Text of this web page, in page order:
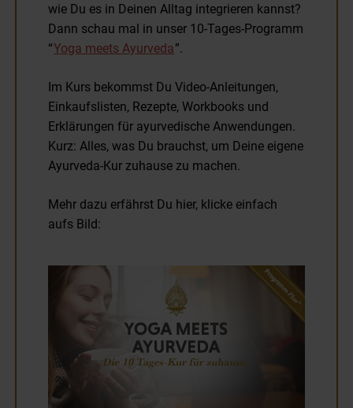
wie Du es in Deinen Alltag integrieren kannst?
Dann schau mal in unser 10-Tages-Programm
“Yoga meets Ayurveda”.
Im Kurs bekommst Du Video-Anleitungen,
Einkaufslisten, Rezepte, Workbooks und
Erklärungen für ayurvedische Anwendungen.
Kurz: Alles, was Du brauchst, um Deine eigene
Ayurveda-Kur zuhause zu machen.
Mehr dazu erfährst Du hier, klicke einfach
aufs Bild: